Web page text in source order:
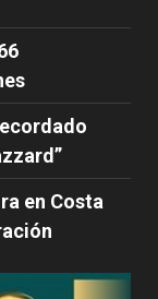
en Costa